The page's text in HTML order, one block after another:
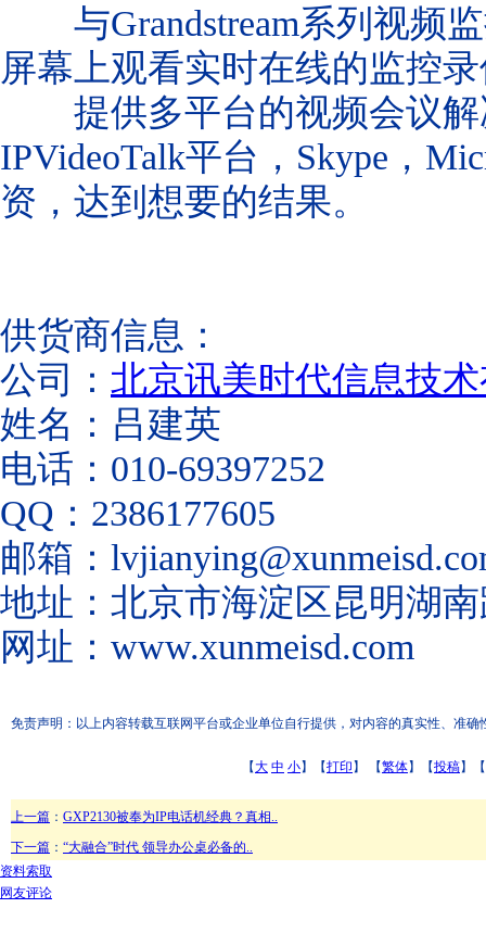
与Grandstream系列视频监
屏幕上观看实时在线的监控
提供多平台的视频会议解
IPVideoTalk平台，Skype，
资，达到想要的结果。
供货商信息：
公司： 北京讯美时代信息技
姓名：吕建英
电话：010-69397252
QQ：2386177605
邮箱：
地址：北京市海淀区昆明湖
网址：www.xunmeisd.com
免责声明：以上内容转载互联网平台或企业单位自行提供，对内容的真实性、准
【大 中 小】【打印 】 【繁体】【投稿】【
上一篇 ： GXP2130被奉为IP电话机经典？真相..
下一篇 ： “大融合”时代 领导办公桌必备的..
资料索取
网友评论